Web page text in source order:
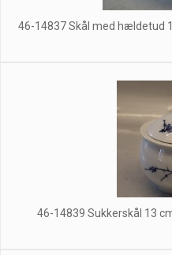
46-14837 Skål med hældetud
46-14839 Sukkerskål 13